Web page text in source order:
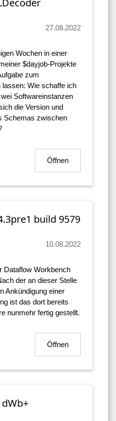
27.08.2022
Wochen in einer
$dayjob-Projekte
zum
lassen: Wie schaffe ich
Softwareinstanzen
die Version und
Schemas zwischen
Öffnen
build 9579
10.08.2022
Dataflow Workbench
der an dieser Stelle
Ankündigung einer
ist das dort bereits
nunmehr fertig gestellt.
Öffnen